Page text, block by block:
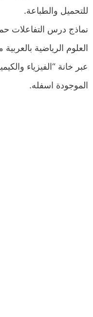
للتحميل والطباعة.
نماذج درس التفاعلات
العلوم الرياضية
عبر خانة “الفيزياء
الموجودة اسفله.